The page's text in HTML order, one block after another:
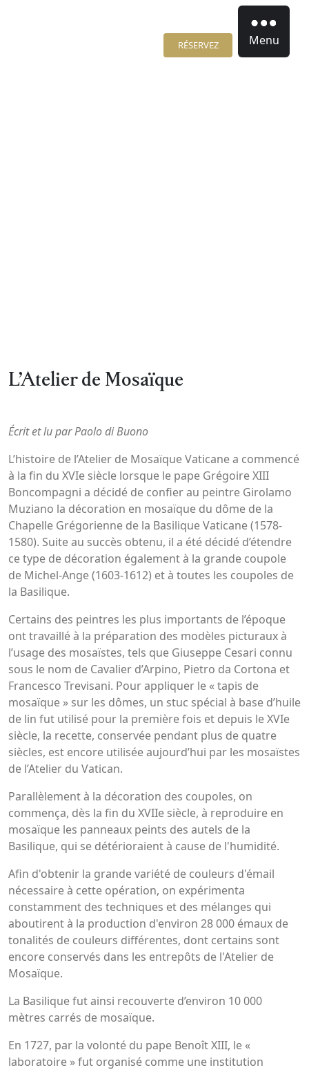
RÉSERVEZ Menu
L’Atelier de Mosaïque
Écrit et lu par Paolo di Buono
L’histoire de l’Atelier de Mosaïque Vaticane a commencé
à la fin du XVIe siècle lorsque le pape Grégoire XIII
Boncompagni a décidé de confier au peintre Girolamo
Muziano la décoration en mosaïque du dôme de la
Chapelle Grégorienne de la Basilique Vaticane (1578-
1580). Suite au succès obtenu, il a été décidé d’étendre
ce type de décoration également à la grande coupole
de Michel-Ange (1603-1612) et à toutes les coupoles de
la Basilique.
Certains des peintres les plus importants de l’époque
ont travaillé à la préparation des modèles picturaux à
l’usage des mosaïstes, tels que Giuseppe Cesari connu
sous le nom de Cavalier d’Arpino, Pietro da Cortona et
Francesco Trevisani. Pour appliquer le « tapis de
mosaïque » sur les dômes, un stuc spécial à base d’huile
de lin fut utilisé pour la première fois et depuis le XVIe
siècle, la recette, conservée pendant plus de quatre
siècles, est encore utilisée aujourd’hui par les mosaïstes
de l’Atelier du Vatican.
Parallèlement à la décoration des coupoles, on
commença, dès la fin du XVIIe siècle, à reproduire en
mosaïque les panneaux peints des autels de la
Basilique, qui se détérioraient à cause de l'humidité.
Afin d'obtenir la grande variété de couleurs d'émail
nécessaire à cette opération, on expérimenta
constamment des techniques et des mélanges qui
aboutirent à la production d'environ 28 000 émaux de
tonalités de couleurs différentes, dont certains sont
encore conservés dans les entrepôts de l'Atelier de
Mosaïque.
La Basilique fut ainsi recouverte d’environ 10 000
mètres carrés de mosaïque.
En 1727, par la volonté du pape Benoît XIII, le «
laboratoire » fut organisé comme une institution